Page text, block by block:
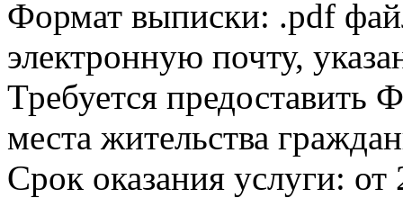
Формат выписки: .pdf
электронную почту,
Требуется
места жительства
Срок оказания услуги: от